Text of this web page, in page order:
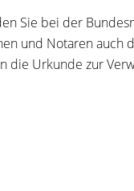
Sie bei der
und Notaren auch
die Urkunde zur